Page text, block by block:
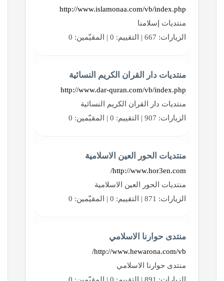
http://www.islamonaa.com/vb/index.php
منتديات إسلامنا
الزيارات: 667 | التقييم: 0 | المقيّمين: 0
منتديات دار القران الكريم النسائية
http://www.dar-quran.com/vb/index.php
منتديات دار القران الكريم النسائية
الزيارات: 907 | التقييم: 0 | المقيّمين: 0
منتديات الحور العين الاسلامية
http://www.hor3en.com/
منتديات الحور العين الاسلامية
الزيارات: 871 | التقييم: 0 | المقيّمين: 0
منتدى حوارنا الاسلامي
http://www.hewarona.com/vb/
منتدى حوارنا الاسلامي